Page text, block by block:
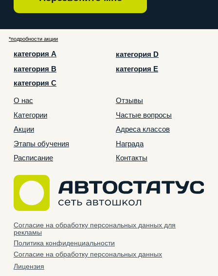
Согласие на обработку персональных данных
Политика конфиденциальности
права защищены